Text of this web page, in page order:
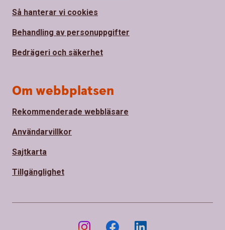
Så hanterar vi cookies
Behandling av personuppgifter
Bedrägeri och säkerhet
Om webbplatsen
Rekommenderade webbläsare
Användarvillkor
Sajtkarta
Tillgänglighet